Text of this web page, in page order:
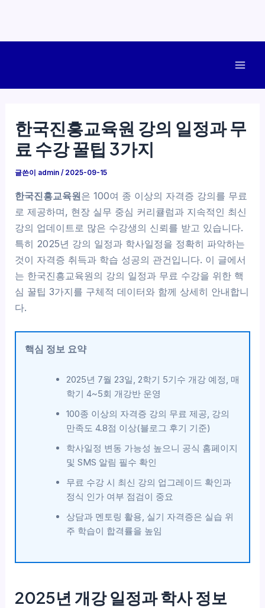
한국진흥교육원 강의 일정과 무
료 수강 꿀팁 3가지
글쓴이 admin/ 2025-09-15
한국진흥교육원은 100여 종 이상의 자격증 강의를 무료
로 제공하며, 현장 실무 중심 커리큘럼과 지속적인 최신
강의 업데이트로 많은 수강생의 신뢰를 받고 있습니다.
특히 2025년 강의 일정과 학사일정을 정확히 파악하는
것이 자격증 취득과 학습 성공의 관건입니다. 이 글에서
는 한국진흥교육원의 강의 일정과 무료 수강을 위한 핵
심 꿀팁 3가지를 구체적 데이터와 함께 상세히 안내합니
다.
핵심 정보 요약
2025년 7월 23일, 2학기 5기수 개강 예정, 매
학기 4~5회 개강반 운영
100종 이상의 자격증 강의 무료 제공, 강의
만족도 4.8점 이상(블로그 후기 기준)
학사일정 변동 가능성 높으니 공식 홈페이지
및 SMS 알림 필수 확인
무료 수강 시 최신 강의 업그레이드 확인과
정식 인가 여부 점검이 중요
상담과 멘토링 활용, 실기 자격증은 실습 위
주 학습이 합격률을 높임
2025년 개강 일정과 학사 정보